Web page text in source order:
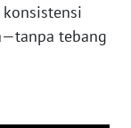
tebang